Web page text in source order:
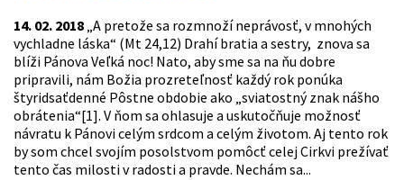
14. 02. 2018 „A pretože sa rozmnoží neprávosť, v mnohých
vychladne láska“ (Mt 24,12) Drahí bratia a sestry, znova sa
blíži Pánova Veľká noc! Nato, aby sme sa na ňu dobre
pripravili, nám Božia prozreteľnosť každý rok ponúka
štyridsaťdenné Pôstne obdobie ako „sviatostný znak nášho
obrátenia“[1]. V ňom sa ohlasuje a uskutočňuje možnosť
návratu k Pánovi celým srdcom a celým životom. Aj tento rok
by som chcel svojím posolstvom pomôcť celej Cirkvi prežívať
tento čas milosti v radosti a pravde. Nechám sa...